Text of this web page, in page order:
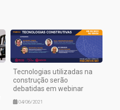
Tecnologias utilizadas na
construção serão
debatidas em webinar
04/06/2021